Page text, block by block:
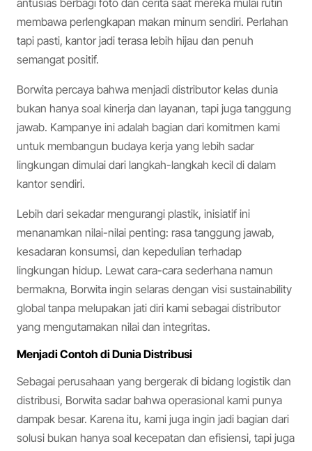
membawa perlengkapan makan minum sendiri. Perlahan
tapi pasti, kantor jadi terasa lebih hijau dan penuh
semangat positif.
Borwita percaya bahwa menjadi distributor kelas dunia
bukan hanya soal kinerja dan layanan, tapi juga tanggung
jawab. Kampanye ini adalah bagian dari komitmen kami
untuk membangun budaya kerja yang lebih sadar
lingkungan dimulai dari langkah-langkah kecil di dalam
kantor sendiri.
Lebih dari sekadar mengurangi plastik, inisiatif ini
menanamkan nilai-nilai penting: rasa tanggung jawab,
kesadaran konsumsi, dan kepedulian terhadap
lingkungan hidup. Lewat cara-cara sederhana namun
bermakna, Borwita ingin selaras dengan visi sustainability
global tanpa melupakan jati diri kami sebagai distributor
yang mengutamakan nilai dan integritas.
Menjadi Contoh di Dunia Distribusi
Sebagai perusahaan yang bergerak di bidang logistik dan
distribusi, Borwita sadar bahwa operasional kami punya
dampak besar. Karena itu, kami juga ingin jadi bagian dari
solusi bukan hanya soal kecepatan dan efisiensi, tapi juga